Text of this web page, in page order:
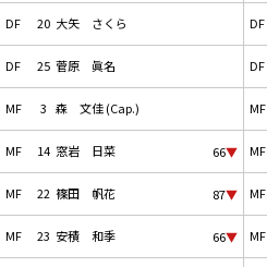
DF 20 大矢 さくら
DF 25 菅原 眞名
MF 3 森 文佳 (Cap.)
MF 14 窓岩 日菜 66▼
MF 22 篠田 帆花 87▼
MF 23 安積 和季 66▼
DF
DF
MF
MF
MF
MF